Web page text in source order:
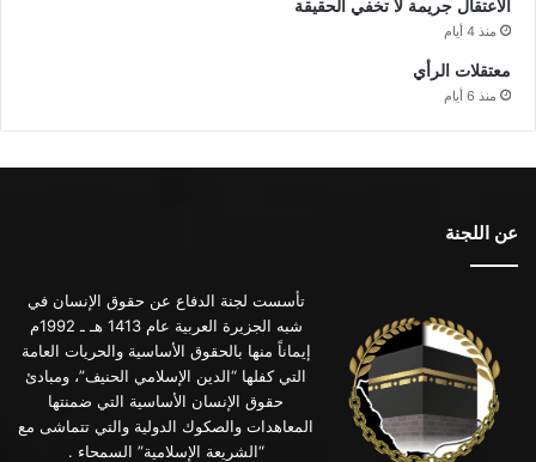
الاعتقال جريمة لا تخفي الحقيقة
منذ 4 أيام
معتقلات الرأي
منذ 6 أيام
عن اللجنة
تأسست لجنة الدفاع عن حقوق الإنسان في
شبه الجزيرة العربية عام 1413 هـ ـ 1992م
إيماناً منها بالحقوق الأساسية والحريات العامة
التي كفلها “الدين الإسلامي الحنيف”، ومبادئ
حقوق الإنسان الأساسية التي ضمنتها
المعاهدات والصكوك الدولية والتي تتماشى مع
“الشريعة الإسلامية” السمحاء .